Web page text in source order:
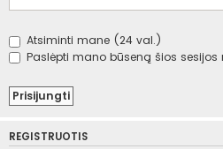
Atsiminti mane (24 val.)
Paslėpti mano būseną šios sesijos
REGISTRUOTIS